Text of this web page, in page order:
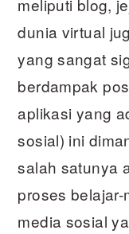
meliputi blog,
dunia virtual
yang sangat
berdampak
aplikasi yang
sosial) ini
salah satunya
proses belajar-
media sosial